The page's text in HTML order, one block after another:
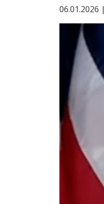
06.01.2026 |